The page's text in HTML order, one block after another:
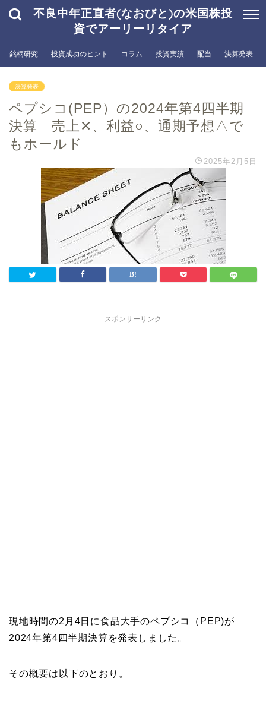
不良中年正直者(なおびと)の米国株投
資でアーリーリタイア
銘柄研究 投資成功のヒント コラム 投資実績 配当 決算発表
決算発表
ペプシコ(PEP）の2024年第4四半期
決算 売上✕、利益○、通期予想△で
もホールド
2025年2月5日
スポンサーリンク
現地時間の2月4日に食品大手のペプシコ（PEP)が
2024年第4四半期決算を発表しました。
その概要は以下のとおり。